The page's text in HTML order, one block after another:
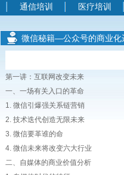
通信培训 医疗培训
微信秘籍—公众号的商业化
第一讲：互联网改变未来
一、一场有关入口的革命
1. 微信引爆强关系链营销
2. 技术迭代创造无限未来
3. 微信要革谁的命
4. 微信未来将改变六大行业
二、自媒体的商业价值分析